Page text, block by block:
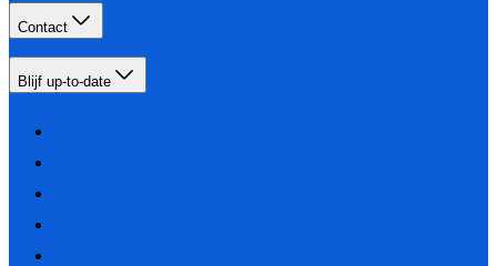
Contact
Blijf up-to-date